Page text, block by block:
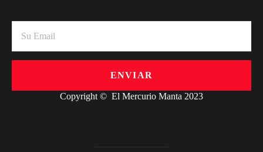
ENVIAR
Copyright © El Mercurio Manta 2023